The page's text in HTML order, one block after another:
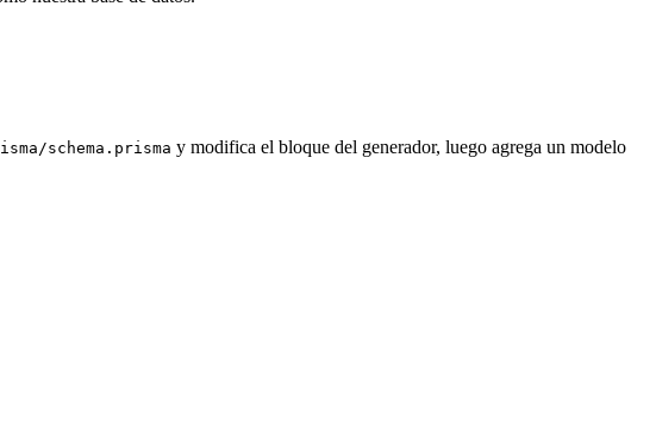
schema.prisma y modifica el bloque del generador, luego agrega un modelo